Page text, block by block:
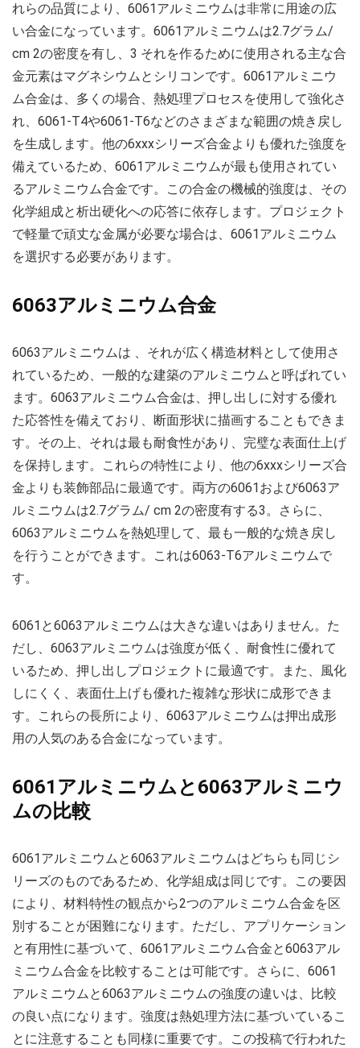
れらの品質により、6061アルミニウムは非常に用途の広
い合金になっています。6061アルミニウムは2.7グラム/
cm 2の密度を有し、3 それを作るために使用される主な合
金元素はマグネシウムとシリコンです。6061アルミニウ
ム合金は、多くの場合、熱処理プロセスを使用して強化さ
れ、6061-T4や6061-T6などのさまざまな範囲の焼き戻し
を生成します。他の6xxxシリーズ合金よりも優れた強度を
備えているため、6061アルミニウムが最も使用されてい
るアルミニウム合金です。この合金の機械的強度は、その
化学組成と析出硬化への応答に依存します。プロジェクト
で軽量で頑丈な金属が必要な場合は、6061アルミニウム
を選択する必要があります。
6063アルミニウム合金
6063アルミニウムは 、それが広く構造材料として使用さ
れているため、一般的な建築のアルミニウムと呼ばれてい
ます。6063アルミニウム合金は、押し出しに対する優れ
た応答性を備えており、断面形状に描画することもできま
す。その上、それは最も耐食性があり、完璧な表面仕上げ
を保持します。これらの特性により、他の6xxxシリーズ合
金よりも装飾部品に最適です。両方の6061および6063ア
ルミニウムは2.7グラム/ cm 2の密度有する3。さらに、
6063アルミニウムを熱処理して、最も一般的な焼き戻し
を行うことができます。これは6063-T6アルミニウムで
す。
6061と6063アルミニウムは大きな違いはありません。た
だし、6063アルミニウムは強度が低く、耐食性に優れて
いるため、押し出しプロジェクトに最適です。また、風化
しにくく、表面仕上げも優れた複雑な形状に成形できま
す。これらの長所により、6063アルミニウムは押出成形
用の人気のある合金になっています。
6061アルミニウムと6063アルミニウ
ムの比較
6061アルミニウムと6063アルミニウムはどちらも同じシ
リーズのものであるため、化学組成は同じです。この要因
により、材料特性の観点から2つのアルミニウム合金を区
別することが困難になります。ただし、アプリケーション
と有用性に基づいて、6061アルミニウム合金と6063アル
ミニウム合金を比較することは可能です。さらに、6061
アルミニウムと6063アルミニウムの強度の違いは、比較
の良い点になります。強度は熱処理方法に基づいているこ
とに注意することも同様に重要です。この投稿で行われた